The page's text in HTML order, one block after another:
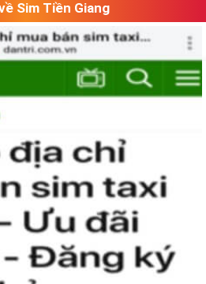
Sim Tiền Giang